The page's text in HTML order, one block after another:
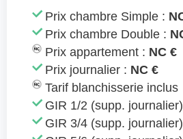
Prix chambre Simple :
Prix chambre Double :
Prix appartement : NC €
Prix journalier : NC €
Tarif blanchisserie inclus
GIR 1/2 (supp.
GIR 3/4 (supp.